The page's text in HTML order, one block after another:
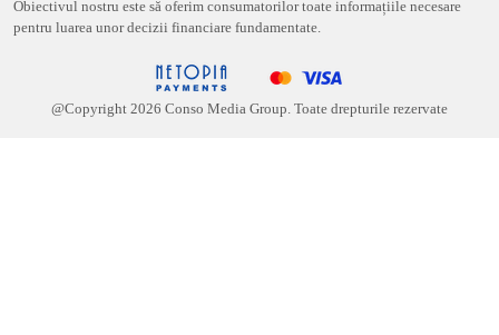
Obiectivul nostru este să oferim consumatorilor toate informațiile necesare
pentru luarea unor decizii financiare fundamentate.
@Copyright 2026 Conso Media Group. Toate drepturile rezervate